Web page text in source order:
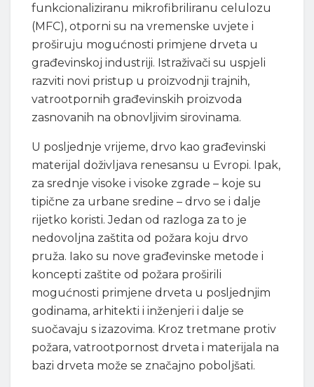
funkcionaliziranu mikrofibriliranu celulozu
(MFC), otporni su na vremenske uvjete i
proširuju mogućnosti primjene drveta u
građevinskoj industriji. Istraživači su uspjeli
razviti novi pristup u proizvodnji trajnih,
vatrootpornih građevinskih proizvoda
zasnovanih na obnovljivim sirovinama.
U posljednje vrijeme, drvo kao građevinski
materijal doživljava renesansu u Evropi. Ipak,
za srednje visoke i visoke zgrade – koje su
tipične za urbane sredine – drvo se i dalje
rijetko koristi. Jedan od razloga za to je
nedovoljna zaštita od požara koju drvo
pruža. Iako su nove građevinske metode i
koncepti zaštite od požara proširili
mogućnosti primjene drveta u posljednjim
godinama, arhitekti i inženjeri i dalje se
suočavaju s izazovima. Kroz tretmane protiv
požara, vatrootpornost drveta i materijala na
bazi drveta može se značajno poboljšati.